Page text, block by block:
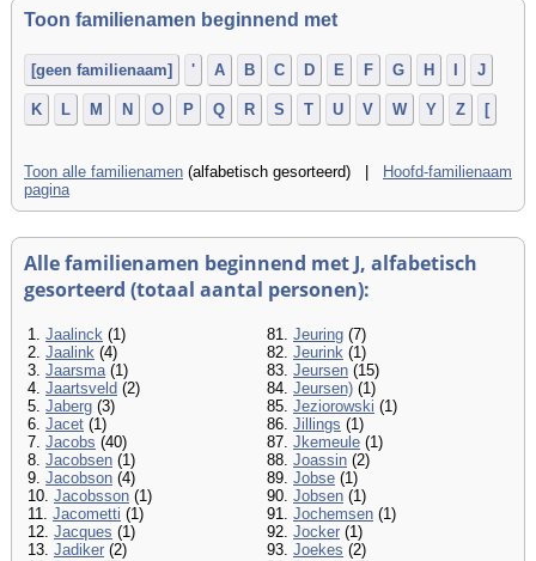
Toon familienamen beginnend met
[geen familienaam] ' A B C D E F G H I J
K L M N O P Q R S T U V W Y Z [
Toon alle familienamen (alfabetisch gesorteerd) |
Hoofd-familienaam
pagina
Alle familienamen beginnend met J, alfabetisch
gesorteerd (totaal aantal personen):
1. Jaalinck (1)
2. Jaalink (4)
3. Jaarsma(1)
4. Jaartsveld (2)
5. Jaberg (3)
6. Jacet (1)
7. Jacobs (40)
8. Jacobsen (1)
9. Jacobson (4)
10. Jacobsson (1)
11. Jacometti (1)
12. Jacques (1)
13. Jadiker (2)
81. Jeuring (7)
82. Jeurink (1)
83. Jeursen (15)
84. Jeursen) (1)
85. Jeziorowski (1)
86. Jillings (1)
87. Jkemeule (1)
88. Joassin (2)
89. Jobse (1)
90. Jobsen (1)
91. Jochemsen (1)
92. Jocker (1)
93. Joekes (2)